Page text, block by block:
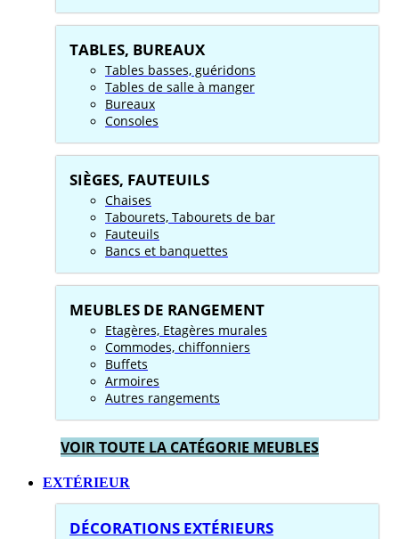
TABLES, BUREAUX
Tables basses, guéridons
Tables de salle à manger
Bureaux
Consoles
SIÈGES, FAUTEUILS
Chaises
Tabourets, Tabourets de bar
Fauteuils
Bancs et banquettes
MEUBLES DE RANGEMENT
Etagères, Etagères murales
Commodes, chiffonniers
Buffets
Armoires
Autres rangements
VOIR TOUTE LA CATÉGORIE MEUBLES
EXTÉRIEUR
DÉCORATIONS EXTÉRIEURS